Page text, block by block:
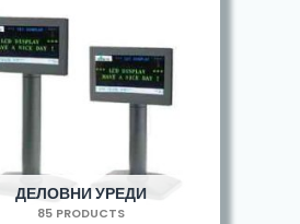
ДЕЛОВНИ УРЕДИ
85 PRODUCTS